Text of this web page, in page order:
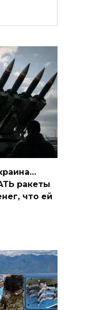
ракеты
что ей